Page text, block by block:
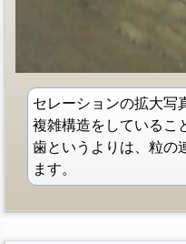
セレーションの拡大写
複雑構造をしているこ
歯というよりは、粒の
ます。